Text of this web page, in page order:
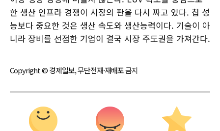
한 생산 인프라 경쟁이 시장의 판을 다시 짜고 있다. 칩 성
능보다 중요한 것은 생산 속도와 생산능력이다. 기술이 아
니라 장비를 선점한 기업이 결국 시장 주도권을 가져간다.
Copyright © 경제일보, 무단전재·재배포 금지